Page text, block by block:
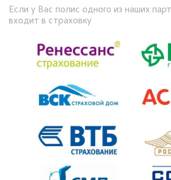
Если у Вас полис одного из наших
входит в страховку